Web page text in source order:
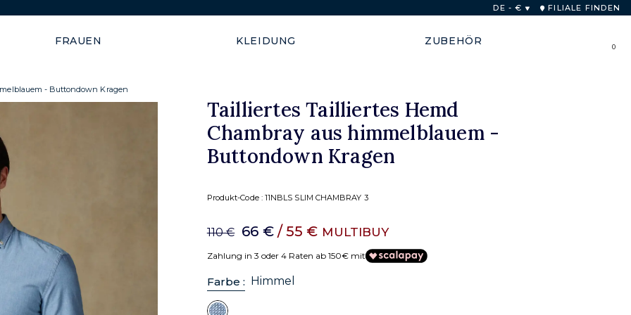
DE - € FILIALE FINDEN
FRAUEN KLEIDUNG ZUBEHÖR 0
- Buttondown Kragen
Tailliertes Tailliertes Hemd
Chambray aus himmelblauem -
Buttondown Kragen
Produkt-Code : 11NBLS SLIM CHAMBRAY 3
110 € 66 €/ 55 € MULTIBUY
Zahlung in 3 oder 4 Raten ab 150€ mit
Farbe : Himmel